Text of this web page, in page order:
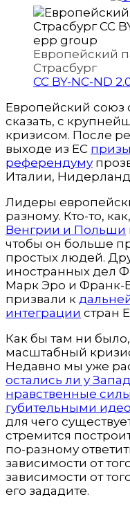
Европейский
Страсбург
CC BY-NC-ND
Европейский союз
сказать, с
кризисом. После
выходе из ЕС
референдуму
Италии,
Лидеры
разному. Кто-то,
Венгрии и Польши
чтобы он больше
простых людей.
иностранных дел
Марк Эро и Франк-
призвали к
интеграции стран
Как бы там ни
масштабный
Недавно мы уже
остались ли у
нравственные
губительными
для чего
стремится
по-разному
зависимости от
зависимости от
его зададите.